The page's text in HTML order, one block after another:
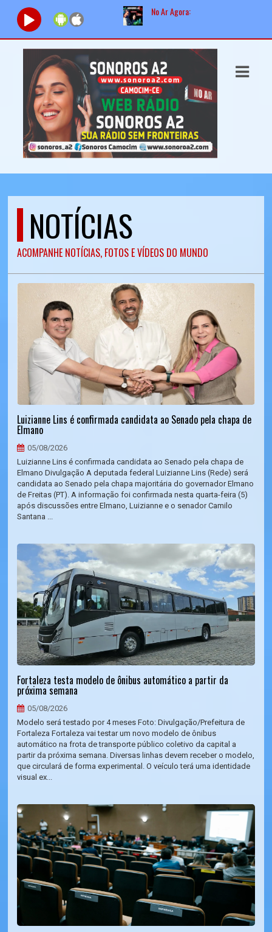
No Ar Agora:
NOTÍCIAS
ACOMPANHE NOTÍCIAS, FOTOS E VÍDEOS DO MUNDO
Luizianne Lins é confirmada candidata ao Senado pela chapa de
Elmano
05/08/2026
Luizianne Lins é confirmada candidata ao Senado pela chapa de
Elmano Divulgação A deputada federal Luizianne Lins (Rede) será
candidata ao Senado pela chapa majoritária do governador Elmano
de Freitas (PT). A informação foi confirmada nesta quarta-feira (5)
após discussões entre Elmano, Luizianne e o senador Camilo
Santana ...
Fortaleza testa modelo de ônibus automático a partir da
próxima semana
05/08/2026
Modelo será testado por 4 meses Foto: Divulgação/Prefeitura de
Fortaleza Fortaleza vai testar um novo modelo de ônibus
automático na frota de transporte público coletivo da capital a
partir da próxima semana. Diversas linhas devem receber o modelo,
que circulará de forma experimental. O veículo terá uma identidade
visual ex...